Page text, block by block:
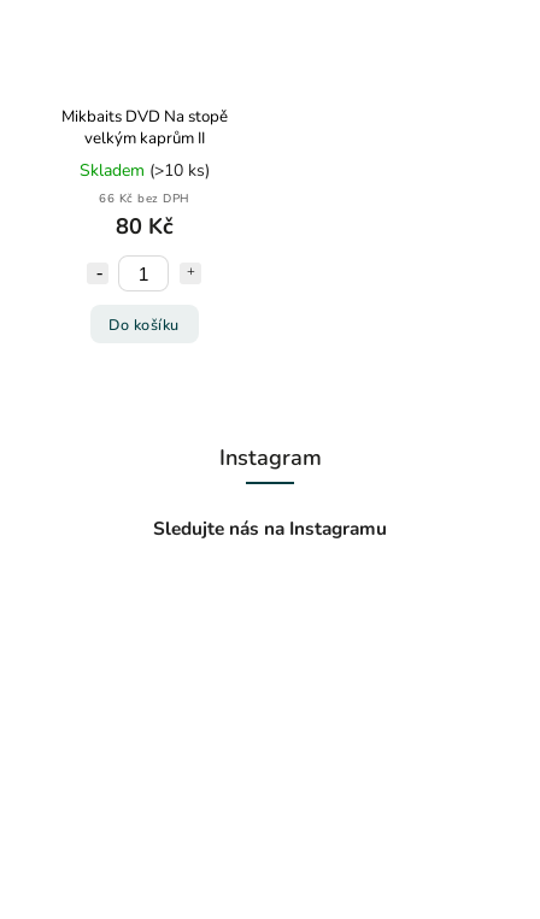
Mikbaits DVD Na stopě
velkým kaprům II
Skladem (>10 ks)
66 Kč bez DPH
80 Kč
Do košíku
Instagram
Sledujte nás na Instagramu